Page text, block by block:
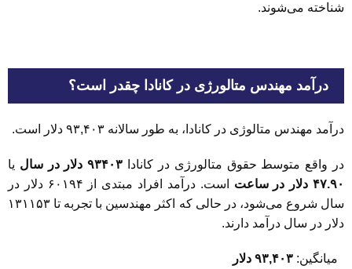
شناخته می‌شوند.
درآمد مهندس متالورژی در کانادا چقدر است؟
درآمد مهندس متالوژی در کانادا، به طور سالانه ۹۳,۴۰۳ دلار است.
در واقع متوسط حقوق متالورژی در کانادا ۹۳۴۰۳ دلار در سال
یا
۴۷.۹۰ دلار در ساعت
است. درآمد افراد مبتدی از ۶۰۱۹۴ دلار در
سال شروع می‌شود، در حالی که اکثر مهندسین با تجربه تا ۱۳۱۱۵۳
دلار در سال درآمد دارند.
میانگین: ۹۳,۴۰۳ دلار